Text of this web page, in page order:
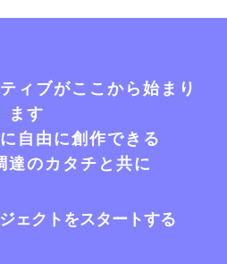
ィブがここから始まり
ます
自由に創作できる
達のカタチと共に
ェクトをスタートする